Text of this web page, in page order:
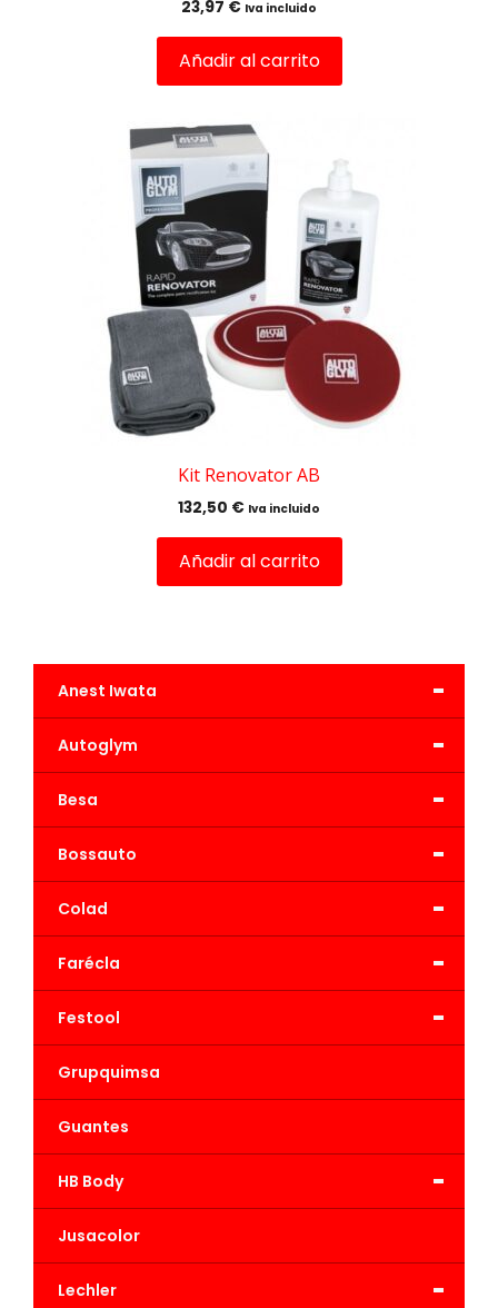
23,97 € Iva incluido
Añadir al carrito
Kit Renovator AB
132,50 € Iva incluido
Añadir al carrito
-
Anest Iwata
-
Autoglym
-
Besa
-
Bossauto
-
Colad
-
Farécla
-
Festool
Grupquimsa
Guantes
-
HB Body
Jusacolor
-
Lechler